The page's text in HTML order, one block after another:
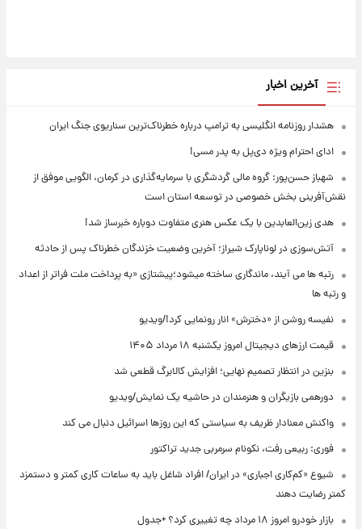
آخرین اخبار
هشدار روزنامه انگلیسی به ترامپ درباره خطرناک‌ترین سناریوی جنگ ایران
ادای احترام ویژه دی‌پل به پدر مسی!
شهباز حسن‌پور: گروه مالی گردشگری با سرمایه‌گذاری در کرمان، الگویی موفق از
نقش‌آفرینی بخش خصوصی در توسعه استان است
هدی زین‌العابدین با یک عکس هنری متفاوت دوباره خبرساز شد!
آتش‌سوزی در لوناپارک شیراز؛ آخرین وضعیت خزندگان خطرناک پس از حادثه
رتبه ها می آیند، ماندگاری ساخته میشود؛پیشتازی «به پرداخت ملت فراتر از اعداد
و رتبه ها
نفیسه روشن از «دخترش» انار رونمایی کرد!/ویدیو
قیمت ارزهای دیجیتال امروز یکشنبه ۱۸ مرداد ۱۴۰۵
بنزین در انتظار تصمیم نهایی؛ افزایش کالابرگ قطعی شد
دورهمی بازیگران و هنرمندان در حاشیه یک نمایش/ویدیو
واکنش معنادار ظریف به سیاستی که این روزها اسرائیل دنبال می کند
فوری: ربیعی رفت، نکونام سرمربی جدید تراکتور
شیوع «کم‌کاری اجباری» در ایران/ افراد شاغل باید به ساعات کاری کمتر و دستمزد
کمتر رضایت دهند
بازار خودرو امروز ۱۸ مرداد چه تغییری کرد؟ +جدول